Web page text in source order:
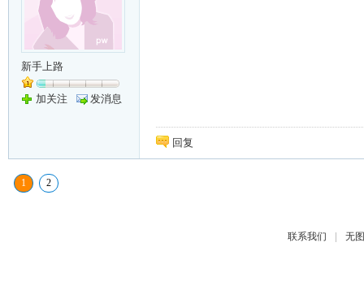
新手上路
加关注 发消息
回复
1 2
联系我们 | 无